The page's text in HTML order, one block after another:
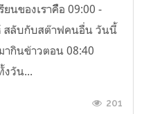
ยนของเราคืือ 09:00 -
สลับกับสต๊าฟคนอื่น วันนี้
ากินข้าวตอน 08:40
งวัน...
201